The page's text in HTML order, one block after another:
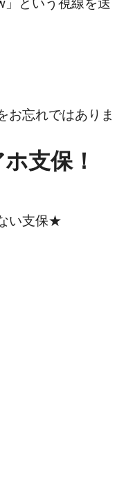
」という視線を送
お忘れではありま
支保！
い支保★